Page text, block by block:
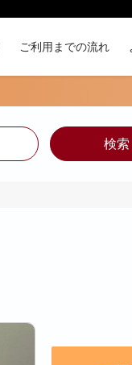
ご利用までの流れ
検索